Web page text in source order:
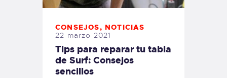
CONSEJOS, NOTICIAS
22 marzo 2021
Tips para reparar tu tabla
de Surf: Consejos
sencillos